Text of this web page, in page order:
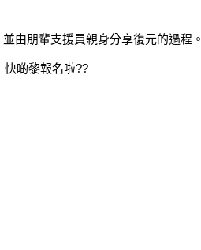
由朋輩支援員親身分享復元的過程。
快啲黎報名啦??